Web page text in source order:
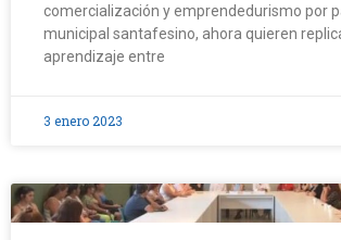
comercialización y emprendedurismo por
municipal santafesino, ahora quieren
aprendizaje entre
3 enero 2023